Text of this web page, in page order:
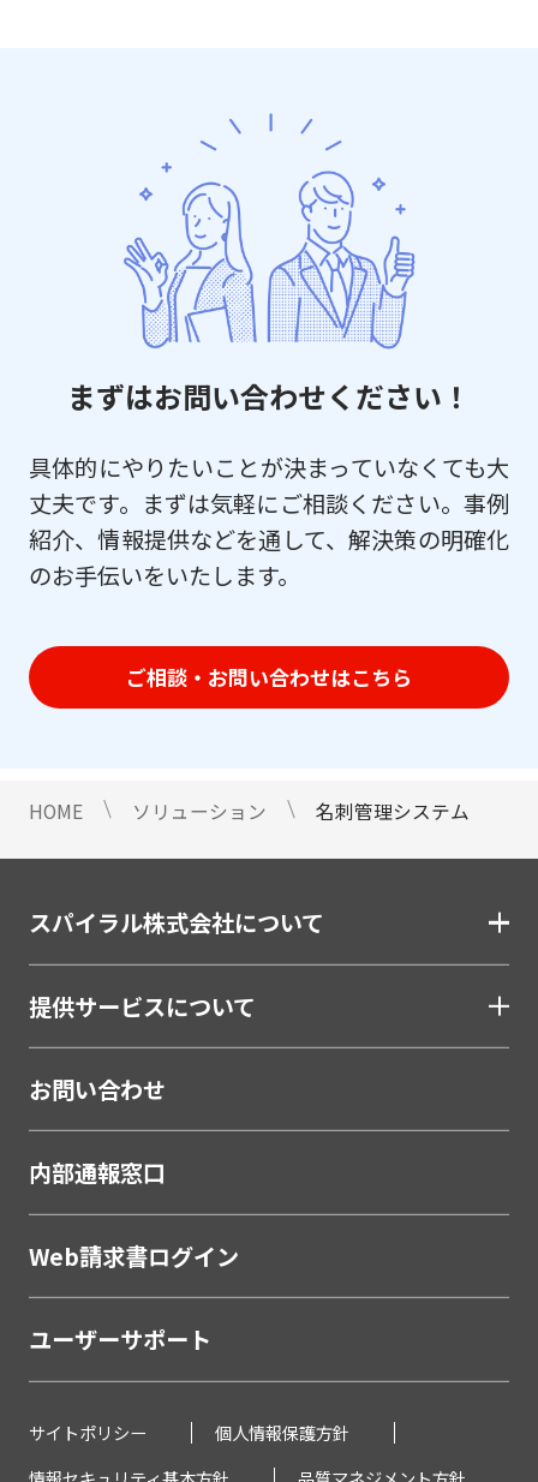
まずはお問い合わせください！
具体的にやりたいことが決まっていなくても大
丈夫です。まずは気軽にご相談ください。事例
紹介、情報提供などを通して、解決策の明確化
のお手伝いをいたします。
ご相談・お問い合わせはこちら
HOME ソリューション 名刺管理システム
サイトポリシー
個人情報保護方針
スパイラル株式会社について
提供サービスについて
お問い合わせ
内部通報窓口
Web請求書ログイン
ユーザーサポート